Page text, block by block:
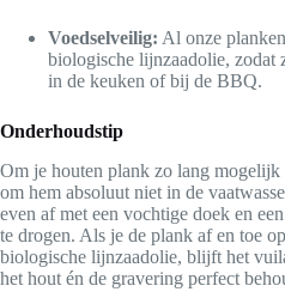
Voedselveilig: Al onze
biologische lijnzaadolie,
in de keuken of bij de BBQ.
Onderhoudstip
Om je houten plank zo lang
om hem absoluut niet in de
even af met een vochtige doek en
te drogen. Als je de plank af en toe
biologische lijnzaadolie, blijft het
het hout én de gravering perfect